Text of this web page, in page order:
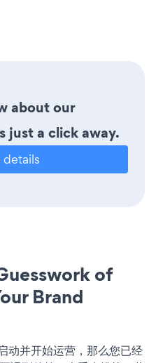
about our
just a click away.
details
of
Brand
并开始运营，那么您已经